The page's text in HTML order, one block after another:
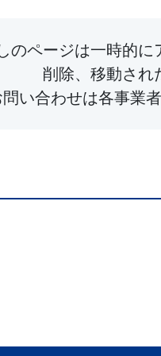
のページは一時的に
削除、移動され
い合わせは各事業